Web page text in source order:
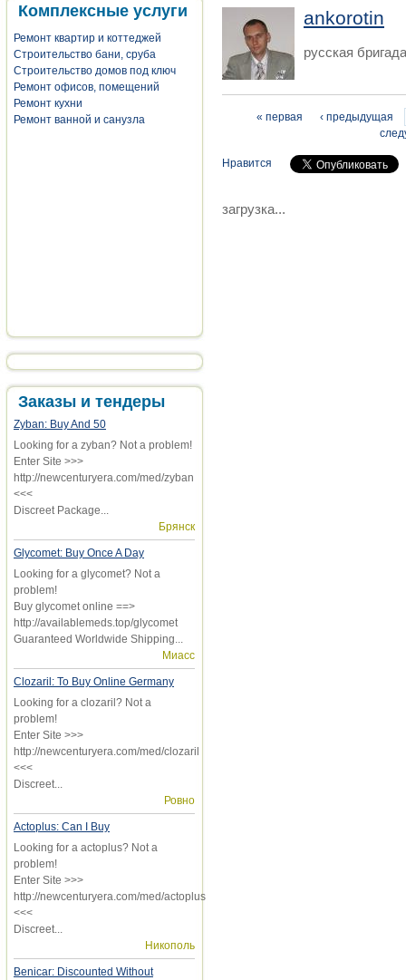
Комплексные услуги
Ремонт квартир и коттеджей
Строительство бани, сруба
Строительство домов под ключ
Ремонт офисов, помещений
Ремонт кухни
Ремонт ванной и санузла
Заказы и тендеры
Zyban: Buy And 50
Looking for a zyban? Not a problem!
Enter Site >>>
http://newcenturyera.com/med/zyban
<<<
Discreet Package...
Брянск
Glycomet: Buy Once A Day
Looking for a glycomet? Not a
problem!
Buy glycomet online ==>
http://availablemeds.top/glycomet
Guaranteed Worldwide Shipping...
Миасс
Clozaril: To Buy Online Germany
Looking for a clozaril? Not a
problem!
Enter Site >>>
http://newcenturyera.com/med/clozaril
<<<
Discreet...
Ровно
Actoplus: Can I Buy
Looking for a actoplus? Not a
problem!
Enter Site >>>
http://newcenturyera.com/med/actoplus
<<<
Discreet...
Никополь
Benicar: Discounted Without
ankorotin
русская
Страницы
« первая
‹ предыдущая
Нравится
загрузка...